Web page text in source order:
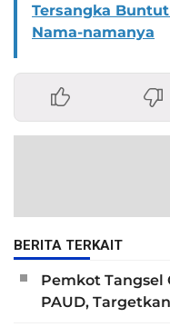
Tersangka
Nama-namanya
BERITA TERKAIT
Pemkot
PAUD, Targetkan